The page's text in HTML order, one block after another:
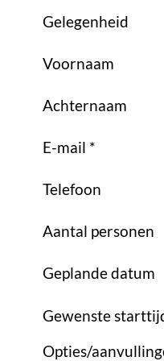
Gelegenheid
Voornaam
Achternaam
E-mail *
Telefoon
Aantal personen
Geplande datum
Gewenste
Opties/